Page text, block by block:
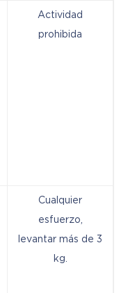
Actividad
prohibida
Cualquier
esfuerzo,
levantar más de 3
kg.